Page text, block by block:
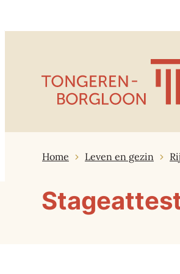
Home Leven en gezin